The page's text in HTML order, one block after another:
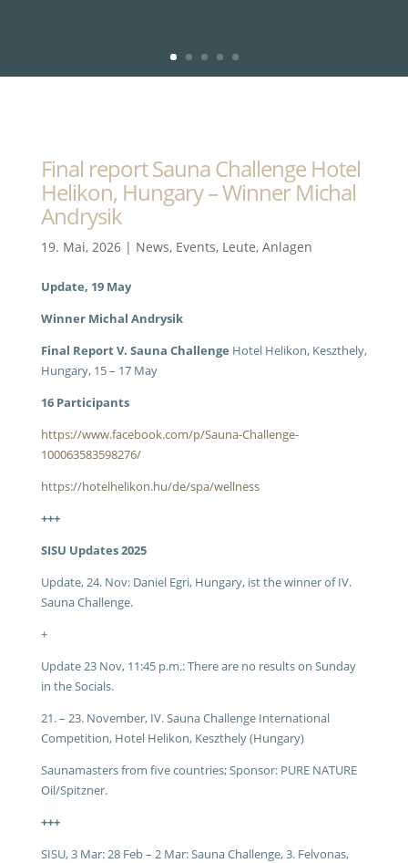
Final report Sauna Challenge Hotel
Helikon, Hungary – Winner Michal
Andrysik
19. Mai, 2026| News, Events, Leute, Anlagen
Update, 19 May
Winner Michal Andrysik
Final Report V. Sauna Challenge Hotel Helikon, Keszthely,
Hungary, 15 – 17 May
16 Participants
https://www.facebook.com/p/Sauna-Challenge-
100063583598276/
https://hotelhelikon.hu/de/spa/wellness
+++
SISU Updates 2025
Update, 24. Nov: Daniel Egri, Hungary, ist the winner of IV.
Sauna Challenge.
+
Update 23 Nov, 11:45 p.m.:There are no results on Sunday
in the Socials.
21. – 23. November, IV. Sauna Challenge International
Competition, Hotel Helikon, Keszthely (Hungary)
Saunamasters from five countries; Sponsor: PURE NATURE
Oil/Spitzner.
+++
SISU, 3 Mar:28 Feb – 2 Mar: Sauna Challenge, 3. Felvonas,